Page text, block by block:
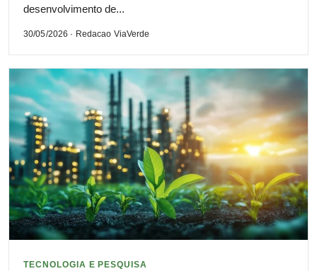
desenvolvimento de...
30/05/2026 · Redacao ViaVerde
TECNOLOGIA E PESQUISA